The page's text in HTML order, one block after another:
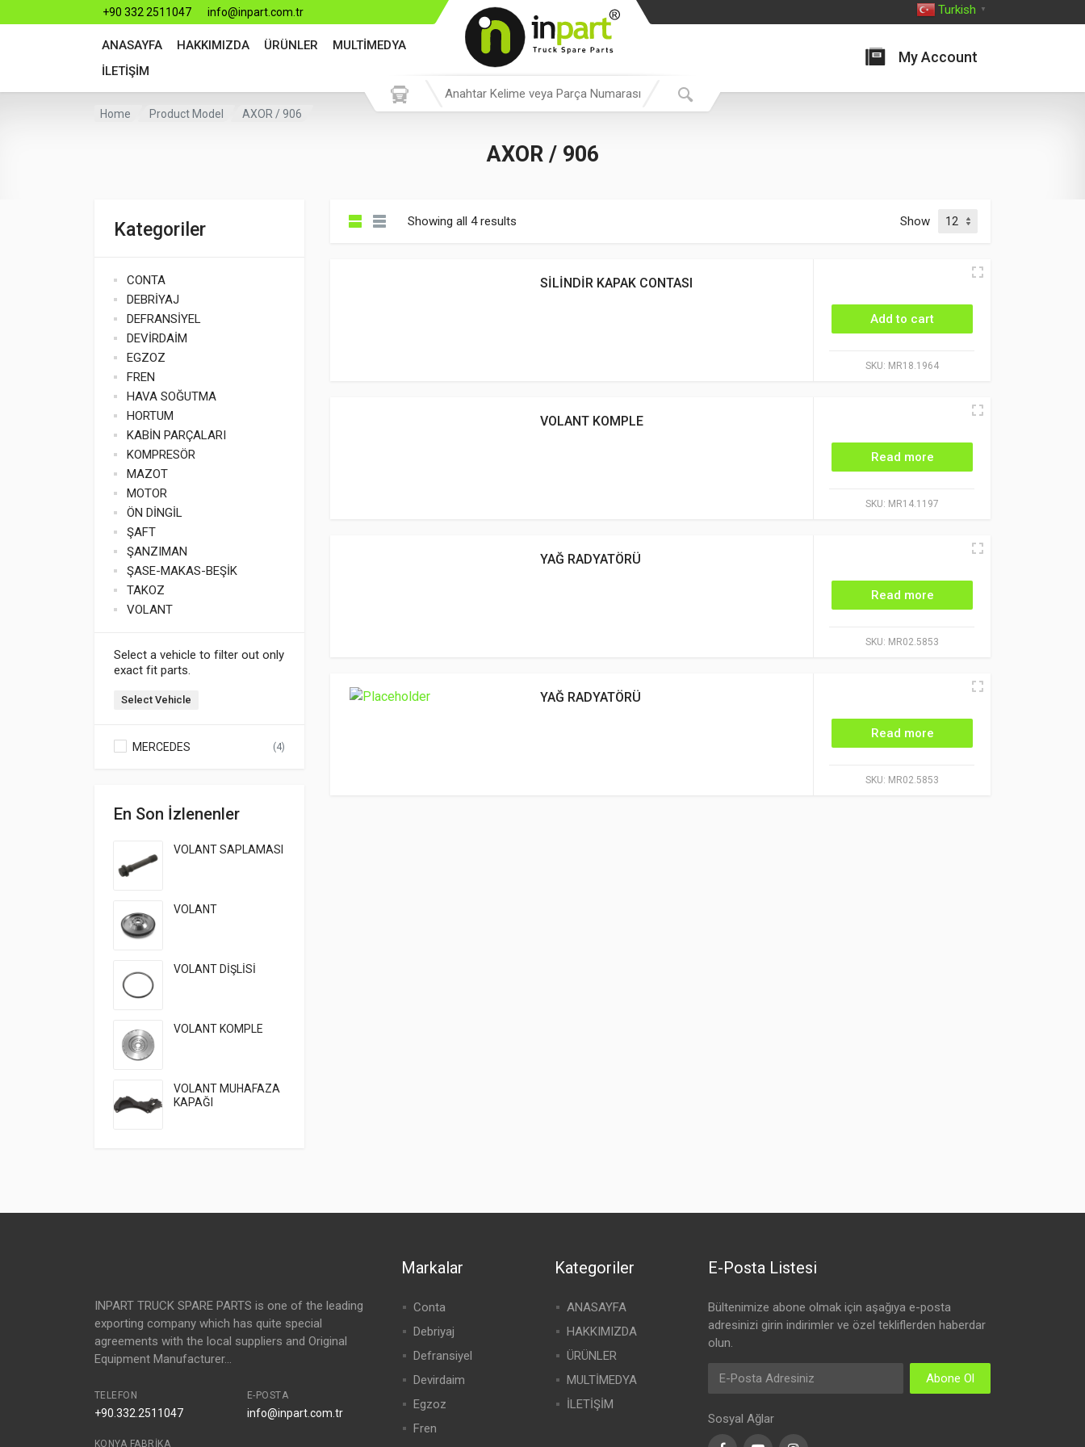
+90 332 2511047 info@inpart.com.tr Turkish ▼
ANASAYFA HAKKIMIZDA ÜRÜNLER
MULTİMEDYA
İLETİŞİM
My Account
Home Product Model AXOR / 906
AXOR / 906
Kategoriler
CONTA
DEBRİYAJ
DEFRANSİYEL
DEVİRDAİM
EGZOZ
FREN
HAVA SOĞUTMA
HORTUM
KABİN PARÇALARI
KOMPRESÖR
MAZOT
MOTOR
ÖN DİNGİL
ŞAFT
ŞANZIMAN
ŞASE-MAKAS-BEŞİK
TAKOZ
VOLANT
Select a vehicle to filter out only
exact fit parts.
Select Vehicle
MERCEDES (4)
En Son İzlenenler
VOLANT SAPLAMASI
VOLANT
VOLANT DİŞLİSİ
VOLANT KOMPLE
VOLANT MUHAFAZA
KAPAĞI
Showing all 4 results Show
SKU: MR18.1964
SİLİNDİR KAPAK CONTASI
Add to cart
SKU: MR14.1197
VOLANT KOMPLE
Read more
SKU: MR02.5853
YAĞ RADYATÖRÜ
Read more
SKU: MR02.5853
YAĞ RADYATÖRÜ
Read more
INPART TRUCK SPARE PARTS is one of the leading
exporting company which has quite special
agreements with the local suppliers and Original
Equipment Manufacturer...
TELEFON
+90.332.2511047
E-POSTA
info@inpart.com.tr
KONYA FABRIKA
Markalar
Conta
Debriyaj
Defransiyel
Devirdaim
Egzoz
Fren
Kategoriler
ANASAYFA
HAKKIMIZDA
ÜRÜNLER
MULTİMEDYA
İLETİŞİM
E-Posta Listesi
Bültenimize abone olmak için aşağıya e-posta
adresinizi girin indirimler ve özel tekliflerden haberdar
olun.
Abone Ol
Sosyal Ağlar